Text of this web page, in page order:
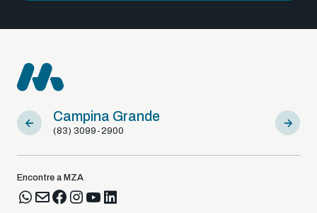
Campina Grande
(83) 3099-2900
Sousa
(83)
Encontre a MZA